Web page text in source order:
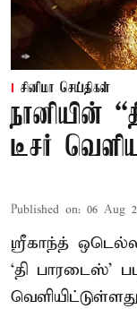
சினிமா செய்திகள்
நானியின்
டீசர்
Published on: 06 Aug
ஸ்ரீகாந்த்
‘தி பாரடைஸ்’